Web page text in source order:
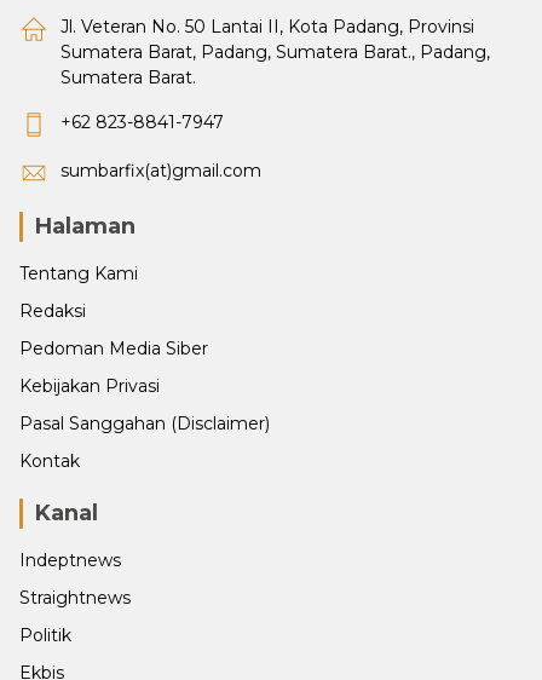
Jl. Veteran No. 50 Lantai II, Kota Padang, Provinsi
Sumatera Barat, Padang, Sumatera Barat., Padang,
Sumatera Barat.
+62 823-8841-7947
sumbarfix(at)gmail.com
Halaman
Tentang Kami
Redaksi
Pedoman Media Siber
Kebijakan Privasi
Pasal Sanggahan (Disclaimer)
Kontak
Kanal
Indeptnews
Straightnews
Politik
Ekbis